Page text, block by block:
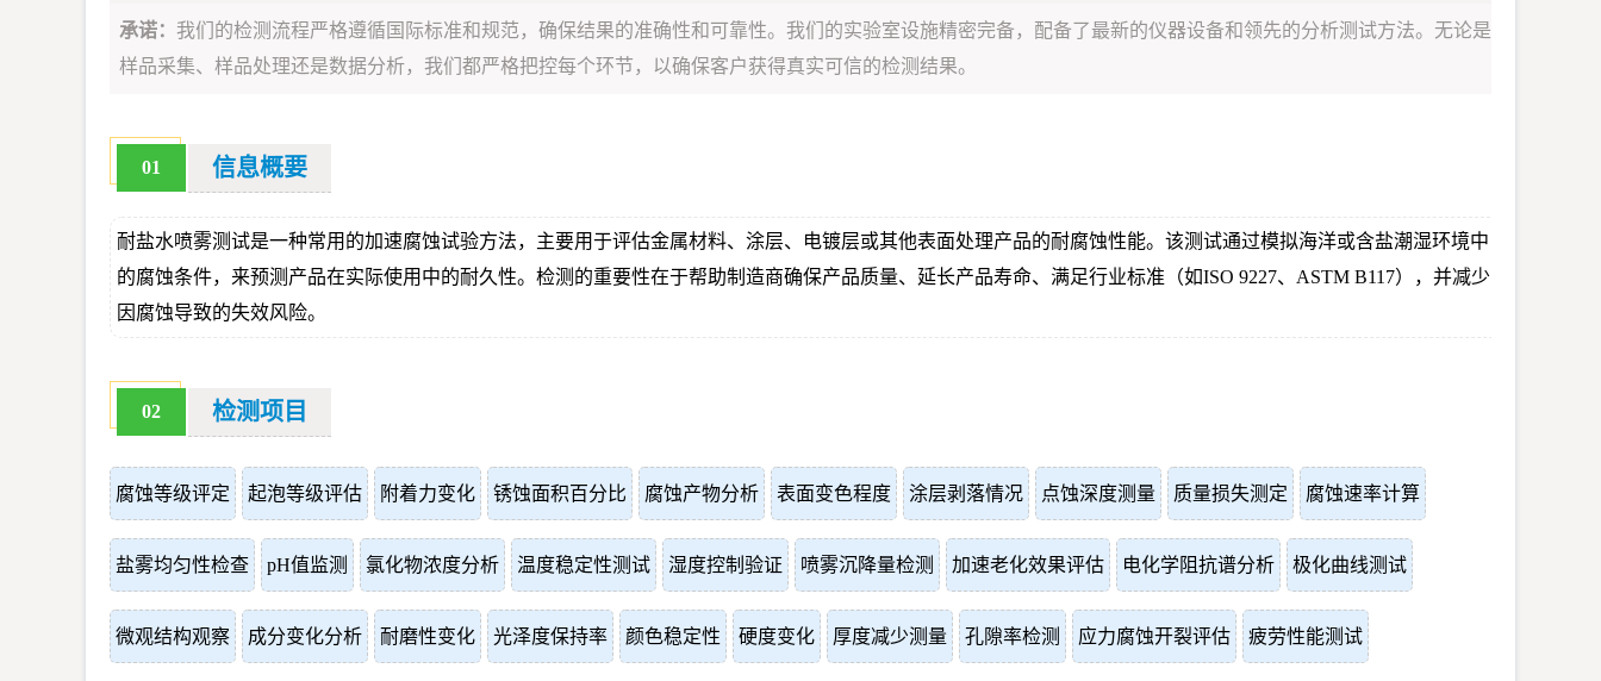
承诺： 我们的检测流程严格遵循国际标准和规范，确保结果的准确性和可靠性。我们的实验室设施精密完备，配备了最新的仪器设备和领先的分析测试方法。无论是
样品采集、样品处理还是数据分析，我们都严格把控每个环节，以确保客户获得真实可信的检测结果。
01 信息概要
耐盐水喷雾测试是一种常用的加速腐蚀试验方法，主要用于评估金属材料、涂层、电镀层或其他表面处理产品的耐腐蚀性能。该测试通过模拟海洋或含盐潮湿环境中
的腐蚀条件，来预测产品在实际使用中的耐久性。检测的重要性在于帮助制造商确保产品质量、延长产品寿命、满足行业标准（如ISO 9227、ASTM B117），并减少
因腐蚀导致的失效风险。
02 检测项目
腐蚀等级评定 起泡等级评估 附着力变化 锈蚀面积百分比 腐蚀产物分析 表面变色程度 涂层剥落情况 点蚀深度测量 质量损失测定 腐蚀速率计算
盐雾均匀性检查 pH值监测 氯化物浓度分析 温度稳定性测试 湿度控制验证 喷雾沉降量检测 加速老化效果评估 电化学阻抗谱分析 极化曲线测试
微观结构观察 成分变化分析 耐磨性变化 光泽度保持率 颜色稳定性 硬度变化 厚度减少测量 孔隙率检测 应力腐蚀开裂评估 疲劳性能测试